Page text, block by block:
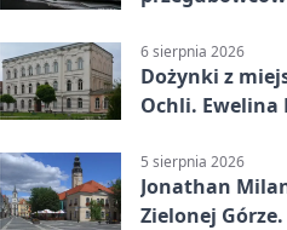
6 sierpnia 2026
Dożynki z
Ochli. Ewelina
5 sierpnia 2026
Jonathan
Zielonej